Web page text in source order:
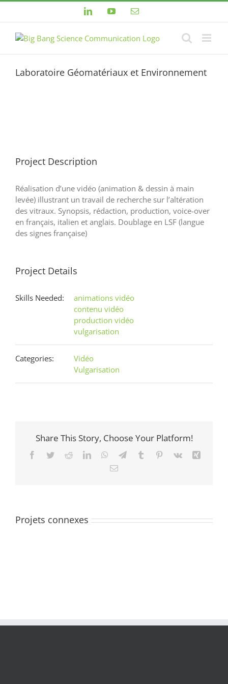
Passer
LinkedInYouTubeEmail
Laboratoire Géomatériaux et Environnement
Project Description
Réalisation d’une vidéo (animation & dessin à main
levée) illustrant un travail de recherche sur l’altération
des vitraux. Synopsis, rédaction, production, voice-over
en français, italien et anglais. Doublage en LSF (langue
des signes française)
Project Details
Skills Needed:
animations vidéo
contenu vidéo
production vidéo
vulgarisation
Categories:
Vidéo
Vulgarisation
Share This Story, Choose Your Platform!
Facebook
TwitterRedditLinkedInWhatsApp
TelegramTumblr Pinterest
Vk
Email
Projets connexes